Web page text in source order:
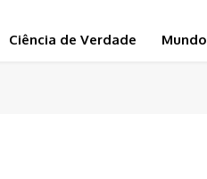
Ciência de Verdade Mundo